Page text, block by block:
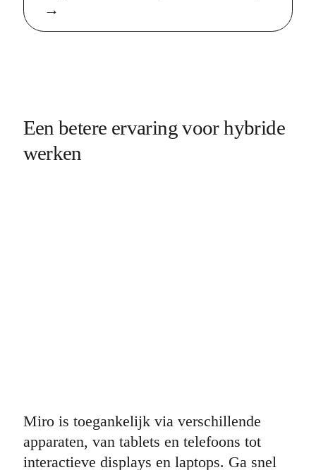
Miro is toegankelijk via verschillende
apparaten, van tablets en telefoons tot
interactieve displays en laptops. Ga snel
Een betere ervaring voor hybride
werken